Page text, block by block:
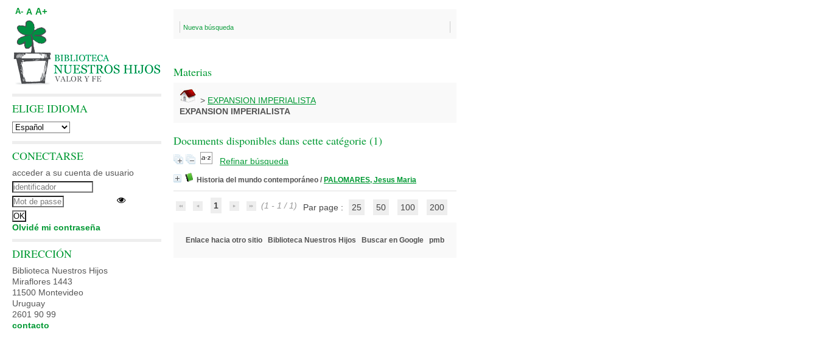
Nueva búsqueda
Materias
> EXPANSION IMPERIALISTA
EXPANSION IMPERIALISTA
Documents disponibles dans cette catégorie (1)
Refinar búsqueda
Historia del mundo contemporáneo / PALOMARES, Jesus Maria
1 (1 - 1 / 1) Par page : 25 50 100 200
Enlace hacia otro sitio Biblioteca Nuestros Hijos Buscar en Google pmb
A- A A+
ELIGE IDIOMA
CONECTARSE
acceder a su cuenta de usuario
Olvidé mi contraseña
DIRECCIÓN
Biblioteca Nuestros Hijos
Miraflores 1443
11500 Montevideo
Uruguay
2601 90 99
contacto